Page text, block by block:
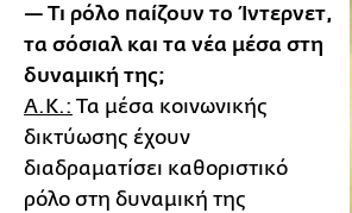
— Τι ρόλο παίζουν το Ίντερνετ,
τα σόσιαλ και τα νέα μέσα στη
δυναμική της;
Α.Κ.: Τα μέσα κοινωνικής
δικτύωσης έχουν
διαδραματίσει καθοριστικό
ρόλο στη δυναμική της